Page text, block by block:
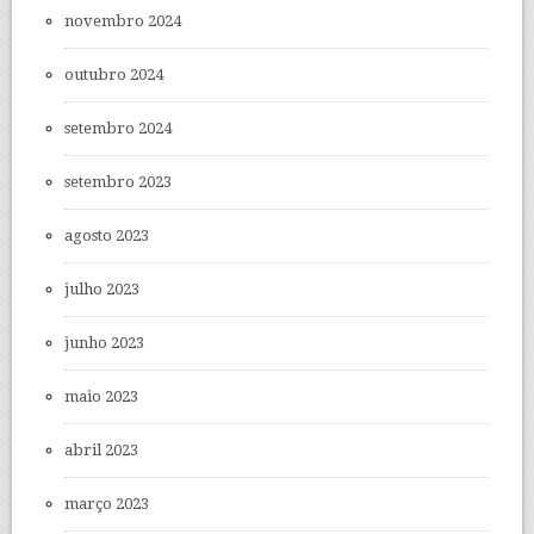
novembro 2024
outubro 2024
setembro 2024
setembro 2023
agosto 2023
julho 2023
junho 2023
maio 2023
abril 2023
março 2023